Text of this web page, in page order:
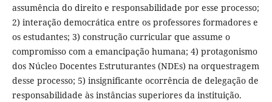
assumência do direito e responsabilidade por esse processo;
2) interação democrática entre os professores formadores e
os estudantes; 3) construção curricular que assume o
compromisso com a emancipação humana; 4) protagonismo
dos Núcleo Docentes Estruturantes (NDEs) na orquestragem
desse processo; 5) insignificante ocorrência de delegação de
responsabilidade às instâncias superiores da instituição.